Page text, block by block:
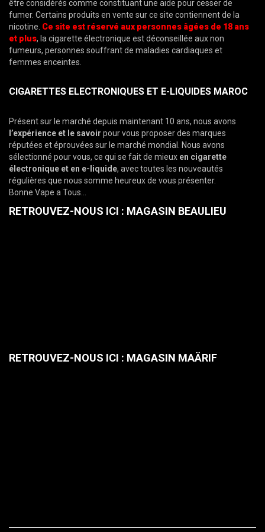
être considérés comme constituant une aide pour cesser de
fumer. Certains produits en vente sur ce site contiennent de la
nicotine. Ce site est réservé aux personnes âgées de 18 ans
et plus, la cigarette électronique est déconseillée aux non
fumeurs, personnes souffrant de maladies cardiaques et
femmes enceintes.
CIGARETTES ELECTRONIQUES ET E-LIQUIDES MAROC
Présent sur le marché depuis maintenant 10 ans, nous avons
l’expérience et le savoir pour vous proposer des marques
réputées et éprouvées sur le marché mondial. Nous avons
sélectionné pour vous, ce qui se fait de mieux en cigarette
électronique et en e-liquide, avec toutes les nouveautés
régulières que nous somme heureux de vous présenter.
Bonne Vape a Tous…
RETROUVEZ-NOUS ICI : MAGASIN BEAULIEU
RETROUVEZ-NOUS ICI : MAGASIN MAÄRIF